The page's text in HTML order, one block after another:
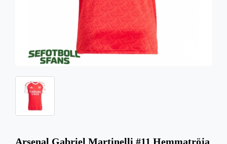
Arsenal Gabriel Martinelli #11 Hemmatröja